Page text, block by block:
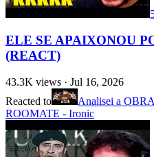
ELE SE APAIXONOU
(REACT)
43.3K views · Jul 16, 2026
Reacted to
Analisei a
ROOMATE - Ironic